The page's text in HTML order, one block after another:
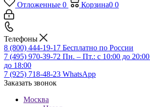
Отложенные 0 Корзина0 0
Телефоны
8 (800) 444-19-17 Бесплатно по России
7 (495) 970-39-72 Пн. – Пт.: с 10:00 до
до 18:00
7 (925) 718-48-23 WhatsApp
Заказать звонок
Москва